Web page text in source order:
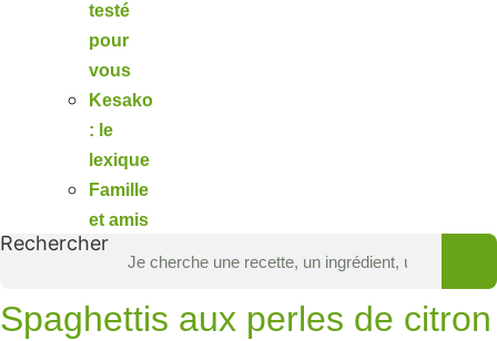
testé
pour
vous
Kesako
: le
lexique
Famille
et amis
Rechercher
Spaghettis aux perles de citron